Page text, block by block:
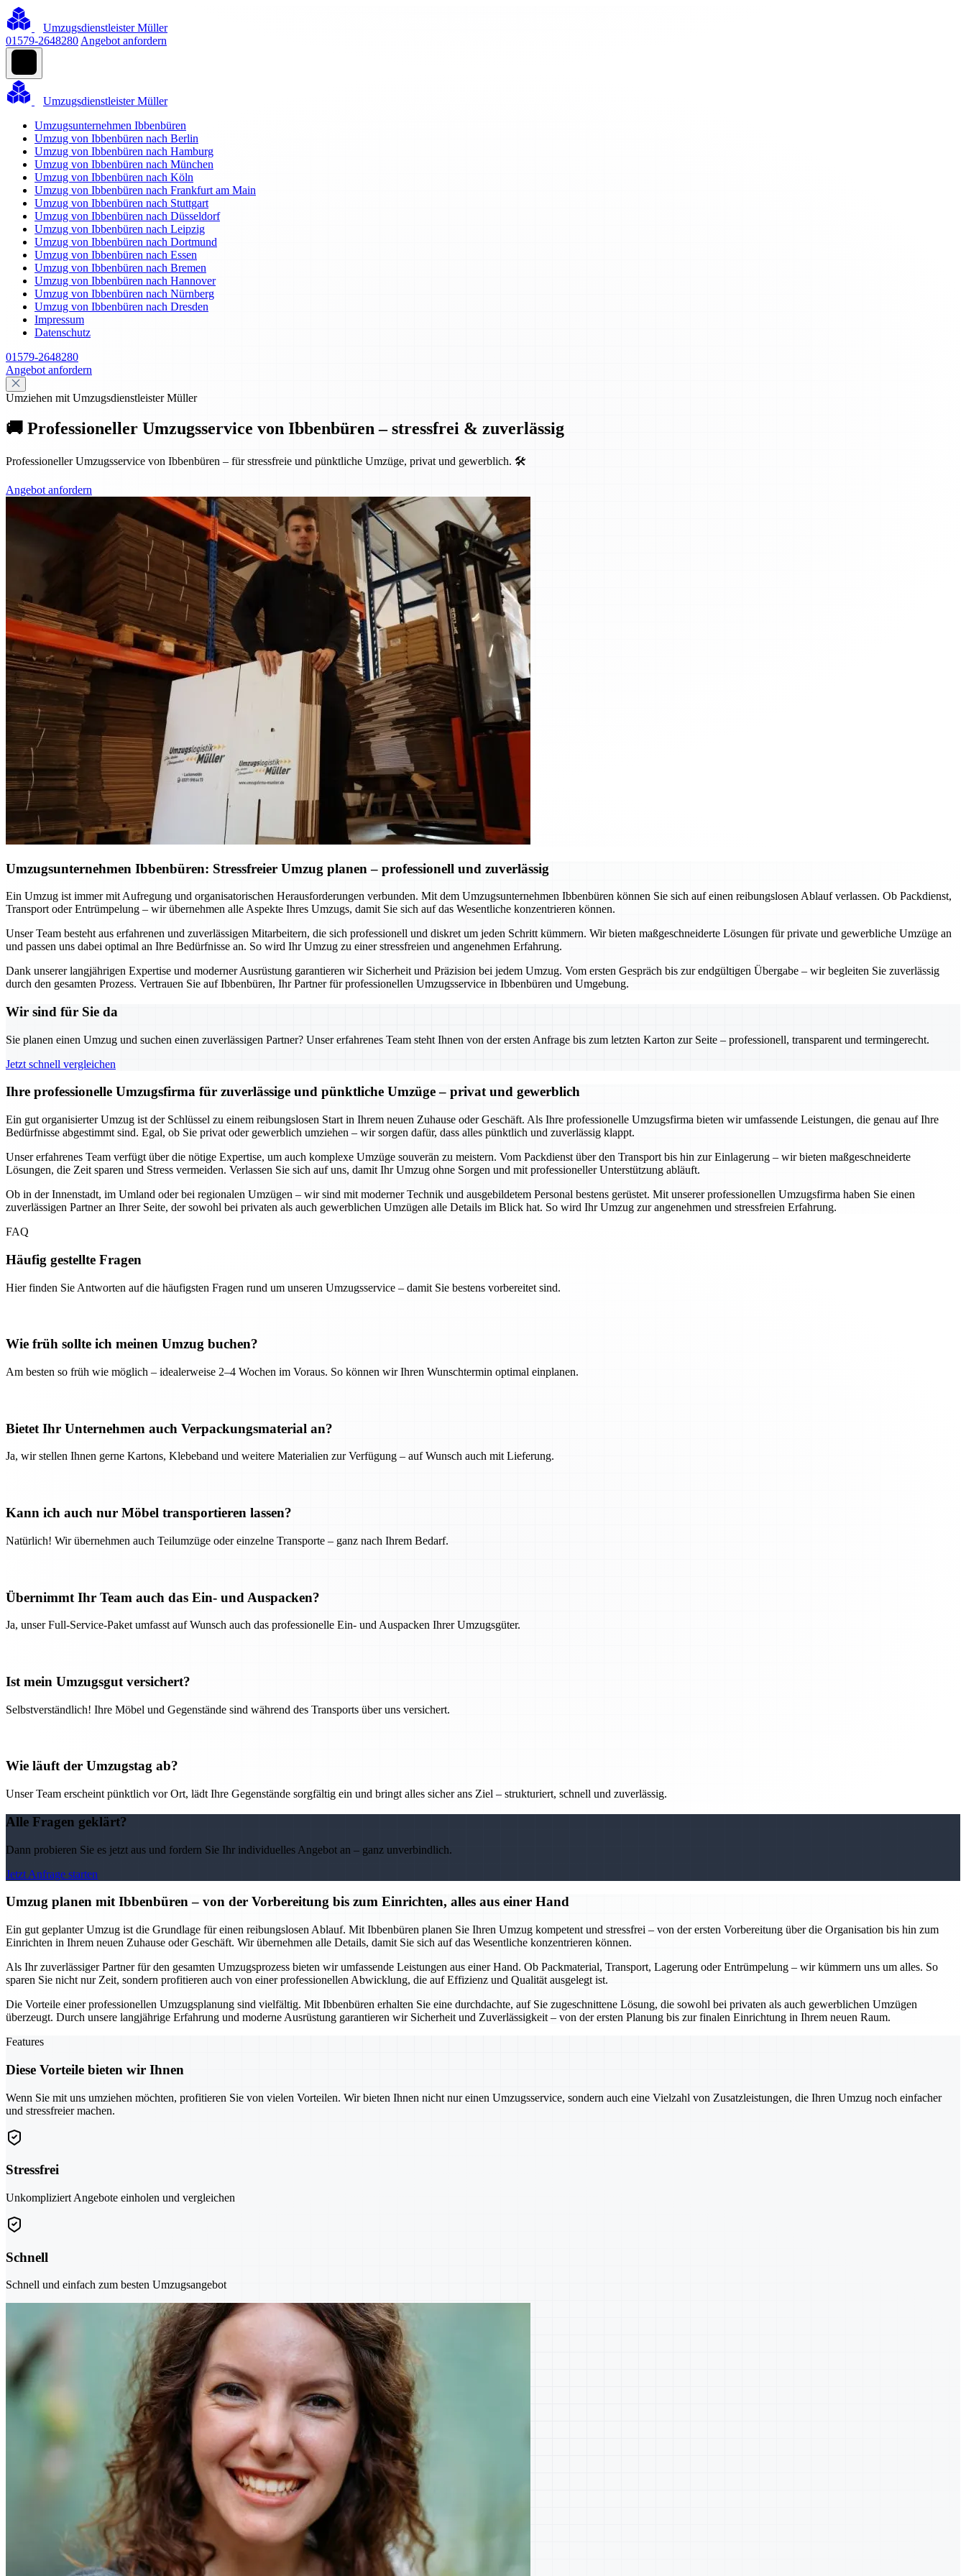
Umzugsdienstleister Müller
01579-2648280 Angebot anfordern
Umzugsdienstleister Müller
Umzugsunternehmen Ibbenbüren
Umzug von Ibbenbüren nach Berlin
Umzug von Ibbenbüren nach Hamburg
Umzug von Ibbenbüren nach München
Umzug von Ibbenbüren nach Köln
Umzug von Ibbenbüren nach Frankfurt am Main
Umzug von Ibbenbüren nach Stuttgart
Umzug von Ibbenbüren nach Düsseldorf
Umzug von Ibbenbüren nach Leipzig
Umzug von Ibbenbüren nach Dortmund
Umzug von Ibbenbüren nach Essen
Umzug von Ibbenbüren nach Bremen
Umzug von Ibbenbüren nach Hannover
Umzug von Ibbenbüren nach Nürnberg
Umzug von Ibbenbüren nach Dresden
Impressum
Datenschutz
01579-2648280
Angebot anfordern
Umziehen mit Umzugsdienstleister Müller
🚚 Professioneller Umzugsservice von Ibbenbüren – stressfrei & zuverlässig
Professioneller Umzugsservice von Ibbenbüren – für stressfreie und pünktliche Umzüge, privat und gewerblich. 🛠️
Angebot anfordern
Umzugsunternehmen Ibbenbüren: Stressfreier Umzug planen – professionell und zuverlässig
Ein Umzug ist immer mit Aufregung und organisatorischen Herausforderungen verbunden. Mit dem Umzugsunternehmen Ibbenbüren können Sie sich auf einen reibungslosen Ablauf verlassen. Ob Packdienst,
Transport oder Entrümpelung – wir übernehmen alle Aspekte Ihres Umzugs, damit Sie sich auf das Wesentliche konzentrieren können.
Unser Team besteht aus erfahrenen und zuverlässigen Mitarbeitern, die sich professionell und diskret um jeden Schritt kümmern. Wir bieten maßgeschneiderte Lösungen für private und gewerbliche Umzüge an
und passen uns dabei optimal an Ihre Bedürfnisse an. So wird Ihr Umzug zu einer stressfreien und angenehmen Erfahrung.
Dank unserer langjährigen Expertise und moderner Ausrüstung garantieren wir Sicherheit und Präzision bei jedem Umzug. Vom ersten Gespräch bis zur endgültigen Übergabe – wir begleiten Sie zuverlässig
durch den gesamten Prozess. Vertrauen Sie auf Ibbenbüren, Ihr Partner für professionellen Umzugsservice in Ibbenbüren und Umgebung.
Wir sind für Sie da
Sie planen einen Umzug und suchen einen zuverlässigen Partner? Unser erfahrenes Team steht Ihnen von der ersten Anfrage bis zum letzten Karton zur Seite – professionell, transparent und termingerecht.
Jetzt schnell vergleichen
Ihre professionelle Umzugsfirma für zuverlässige und pünktliche Umzüge – privat und gewerblich
Ein gut organisierter Umzug ist der Schlüssel zu einem reibungslosen Start in Ihrem neuen Zuhause oder Geschäft. Als Ihre professionelle Umzugsfirma bieten wir umfassende Leistungen, die genau auf Ihre
Bedürfnisse abgestimmt sind. Egal, ob Sie privat oder gewerblich umziehen – wir sorgen dafür, dass alles pünktlich und zuverlässig klappt.
Unser erfahrenes Team verfügt über die nötige Expertise, um auch komplexe Umzüge souverän zu meistern. Vom Packdienst über den Transport bis hin zur Einlagerung – wir bieten maßgeschneiderte
Lösungen, die Zeit sparen und Stress vermeiden. Verlassen Sie sich auf uns, damit Ihr Umzug ohne Sorgen und mit professioneller Unterstützung abläuft.
Ob in der Innenstadt, im Umland oder bei regionalen Umzügen – wir sind mit moderner Technik und ausgebildetem Personal bestens gerüstet. Mit unserer professionellen Umzugsfirma haben Sie einen
zuverlässigen Partner an Ihrer Seite, der sowohl bei privaten als auch gewerblichen Umzügen alle Details im Blick hat. So wird Ihr Umzug zur angenehmen und stressfreien Erfahrung.
FAQ
Häufig gestellte Fragen
Hier finden Sie Antworten auf die häufigsten Fragen rund um unseren Umzugsservice – damit Sie bestens vorbereitet sind.
Wie früh sollte ich meinen Umzug buchen?
Am besten so früh wie möglich – idealerweise 2–4 Wochen im Voraus. So können wir Ihren Wunschtermin optimal einplanen.
Bietet Ihr Unternehmen auch Verpackungsmaterial an?
Ja, wir stellen Ihnen gerne Kartons, Klebeband und weitere Materialien zur Verfügung – auf Wunsch auch mit Lieferung.
Kann ich auch nur Möbel transportieren lassen?
Natürlich! Wir übernehmen auch Teilumzüge oder einzelne Transporte – ganz nach Ihrem Bedarf.
Übernimmt Ihr Team auch das Ein- und Auspacken?
Ja, unser Full-Service-Paket umfasst auf Wunsch auch das professionelle Ein- und Auspacken Ihrer Umzugsgüter.
Ist mein Umzugsgut versichert?
Selbstverständlich! Ihre Möbel und Gegenstände sind während des Transports über uns versichert.
Wie läuft der Umzugstag ab?
Unser Team erscheint pünktlich vor Ort, lädt Ihre Gegenstände sorgfältig ein und bringt alles sicher ans Ziel – strukturiert, schnell und zuverlässig.
Alle Fragen geklärt?
Dann probieren Sie es jetzt aus und fordern Sie Ihr individuelles Angebot an – ganz unverbindlich.
Jetzt Anfrage starten
Umzug planen mit Ibbenbüren – von der Vorbereitung bis zum Einrichten, alles aus einer Hand
Ein gut geplanter Umzug ist die Grundlage für einen reibungslosen Ablauf. Mit Ibbenbüren planen Sie Ihren Umzug kompetent und stressfrei – von der ersten Vorbereitung über die Organisation bis hin zum
Einrichten in Ihrem neuen Zuhause oder Geschäft. Wir übernehmen alle Details, damit Sie sich auf das Wesentliche konzentrieren können.
Als Ihr zuverlässiger Partner für den gesamten Umzugsprozess bieten wir umfassende Leistungen aus einer Hand. Ob Packmaterial, Transport, Lagerung oder Entrümpelung – wir kümmern uns um alles. So
sparen Sie nicht nur Zeit, sondern profitieren auch von einer professionellen Abwicklung, die auf Effizienz und Qualität ausgelegt ist.
Die Vorteile einer professionellen Umzugsplanung sind vielfältig. Mit Ibbenbüren erhalten Sie eine durchdachte, auf Sie zugeschnittene Lösung, die sowohl bei privaten als auch gewerblichen Umzügen
überzeugt. Durch unsere langjährige Erfahrung und moderne Ausrüstung garantieren wir Sicherheit und Zuverlässigkeit – von der ersten Planung bis zur finalen Einrichtung in Ihrem neuen Raum.
Features
Diese Vorteile bieten wir Ihnen
Wenn Sie mit uns umziehen möchten, profitieren Sie von vielen Vorteilen. Wir bieten Ihnen nicht nur einen Umzugsservice, sondern auch eine Vielzahl von Zusatzleistungen, die Ihren Umzug noch einfacher
und stressfreier machen.
Stressfrei
Unkompliziert Angebote einholen und vergleichen
Schnell
Schnell und einfach zum besten Umzugsangebot